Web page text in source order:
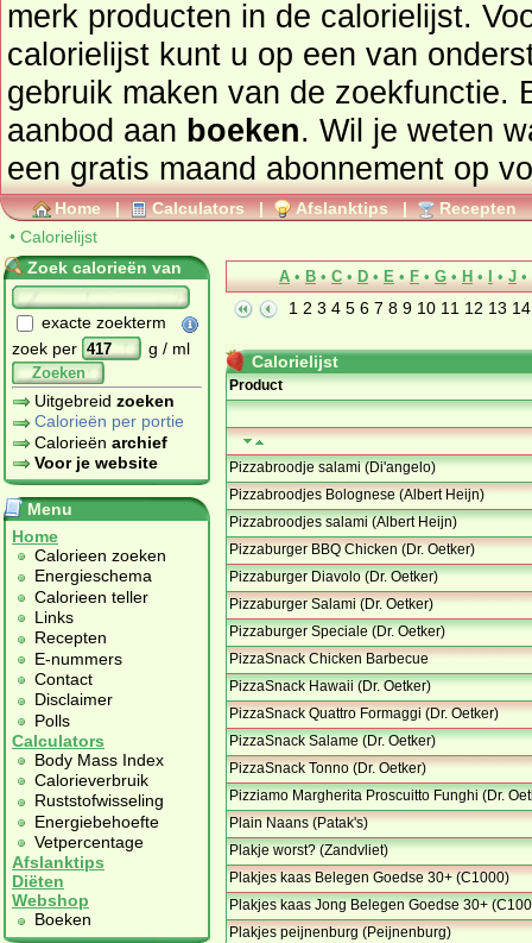
merk producten in de calorielijst.
calorielijst kunt u op een van
gebruik maken van de zoekfunctie.
aanbod aan boeken. Wil je weten
een gratis maand abonnement op
Home | Calculators | Afslanktips | Recepten
• Calorielijst
Zoek calorieën van
exacte zoekterm
zoek per
g / ml
Zoeken
Uitgebreid zoeken
Calorieën per portie
Calorieën archief
Voor je website
Menu
Home
Calorieen zoeken
Energieschema
Calorieen teller
Links
Recepten
E-nummers
Contact
Disclaimer
Polls
Calculators
Body Mass Index
Calorieverbruik
Ruststofwisseling
Energiebehoefte
Vetpercentage
Afslanktips
Diëten
Webshop
Boeken
A • B • C • D • E • F • G • H • • J •
1 2 3 4 5 6 7 8 9 10 11 12 13 14
Calorielijst
Product
Pizzabroodje salami (Di'angelo)
Pizzabroodjes Bolognese (Albert Heijn)
Pizzabroodjes salami (Albert Heijn)
Pizzaburger BBQ Chicken (Dr. Oetker)
Pizzaburger Diavolo (Dr. Oetker)
Pizzaburger Salami (Dr. Oetker)
Pizzaburger Speciale (Dr. Oetker)
PizzaSnack Chicken Barbecue
PizzaSnack Hawaii (Dr. Oetker)
PizzaSnack Quattro Formaggi (Dr. Oetker)
PizzaSnack Salame (Dr. Oetker)
PizzaSnack Tonno (Dr. Oetker)
Pizziamo Margherita Proscuitto Funghi (Dr.
Plain Naans (Patak's)
Plakje worst? (Zandvliet)
Plakjes kaas Belegen Goedse 30+ (C1000)
Plakjes kaas Jong Belegen Goedse 30+
Plakjes peijnenburg (Peijnenburg)